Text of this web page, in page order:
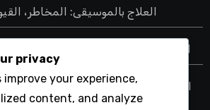
العلاج بالموسيقى: المخاطر،
العلاج بالتأمل: تقليل التوتر، تحسين
العلاج بالمعالجة المائية: تخفيف الألم،
privacy
improve your experience,
content, and analyze